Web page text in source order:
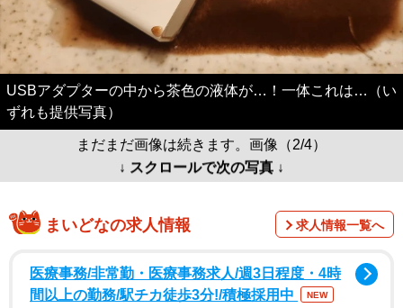
USBアダプターの中から茶色の液体が…！一体これは…（い
ずれも提供写真）
まだまだ画像は続きます。画像（2/4）
↓ スクロールで次の写真 ↓
まいどなの求人情報 求人情報一覧へ
医療事務/非常勤・医療事務求人/週3日程度・4時
間以上の勤務/駅チカ徒歩3分!/積極採用中
NEW